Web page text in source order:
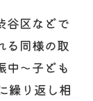
谷区などで
る同様の取
中～子ども
繰り返し相